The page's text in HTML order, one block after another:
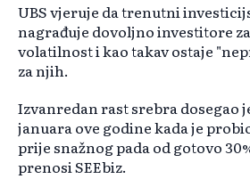
UBS vjeruje da trenutni
nagrađuje dovoljno investitore
volatilnost i kao takav ostaje
za njih.
Izvanredan rast srebra dosegao
januara ove godine kada je
prije snažnog pada od gotovo
prenosi SEEbiz.